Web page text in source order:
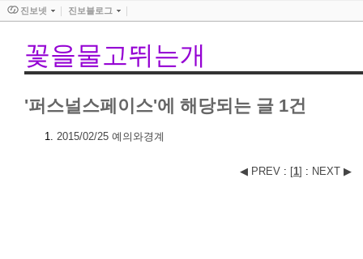
꽃을물고뛰는개
'퍼스널스페이스'에 해당되는 글 1건
2015/02/25 예의와경계
◀ PREV : [1] : NEXT ▶
진보넷 진보블로그